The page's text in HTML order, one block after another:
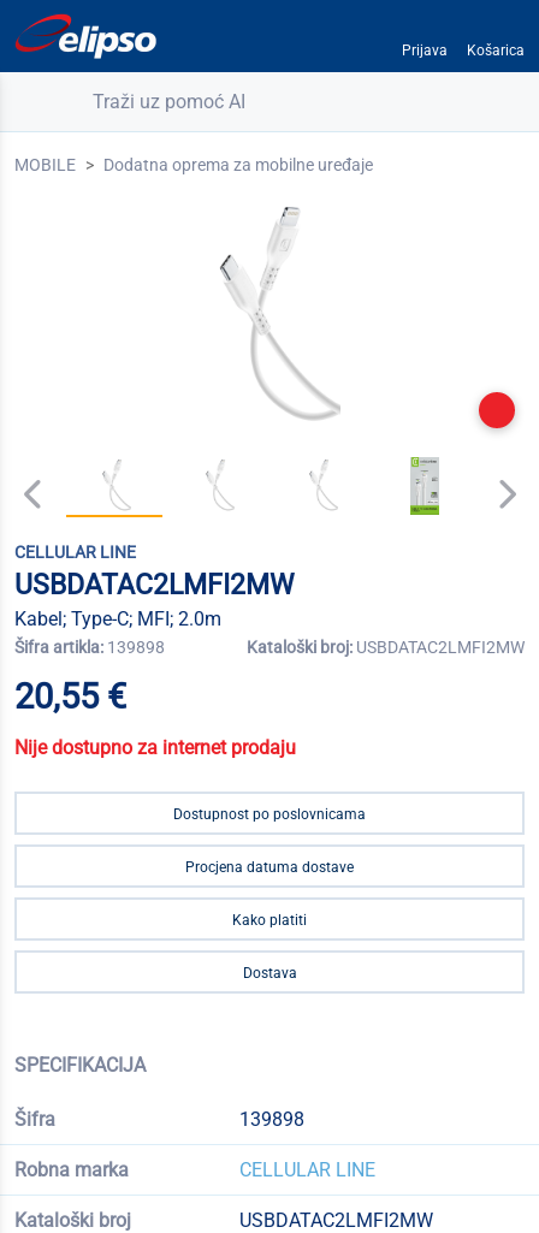
Prijava Košarica
Traži uz pomoć AI
MOBILE Dodatna oprema za mobilne uređaje
CELLULAR LINE
USBDATAC2LMFI2MW
Kabel; Type-C; MFI; 2.0m
Šifra artikla: 139898 Kataloški broj: USBDATAC2LMFI2MW
20,55 €
Nije dostupno za internet prodaju
Dostupnost po poslovnicama
Procjena datuma dostave
Kako platiti
Dostava
SPECIFIKACIJA
Šifra 139898
Robna marka CELLULAR LINE
Kataloški broj USBDATAC2LMFI2MW